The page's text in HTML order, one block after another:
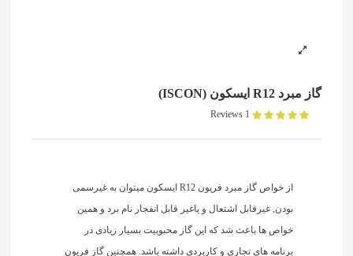
گاز مبرد R12 ایسکون (ISCON)
1 Reviews
از خواص گاز مبرد فریون R12 ایسکون میتوان به غیرسمی
بودن, غیرقابل اشتعال و یاغیر قابل انفجار نام برد و همین
خواص ها باعث شد که این گاز محبوبیت بسیار زیادی در
برنامه های تجاری و کاربردی داشته باشد. همچنین گاز فریون